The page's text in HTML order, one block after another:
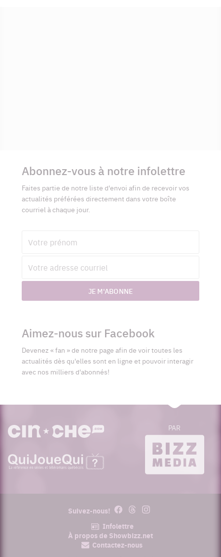
complémentaires
Abonnez-vous à notre infolettre
Faites partie de notre liste d'envoi afin de recevoir vos
actualités préférées directement dans votre boîte
courriel à chaque jour.
courriel
JE M'ABONNE
Aimez-nous sur Facebook
Devenez « fan » de notre page afin de voir toutes les
actualités dès qu'elles sont en ligne et pouvoir interagir
avec nos milliers d'abonnés!
cinoche.com
quijouequi.com bizzmedia.ca
PAR
Suivez-nous! FacebookThreadsInstagram
Infolettre
À propos de Showbizz.net
Contactez-nous